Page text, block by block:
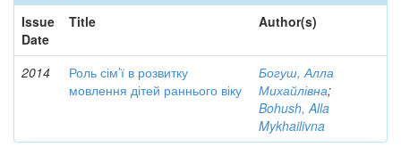
Issue
Date
Title Author(s)
2014
Роль сім’ї в розвитку
мовлення дітей раннього віку
Богуш, Алла
Михайлівна;
Bohush, Alla
Mykhailivna